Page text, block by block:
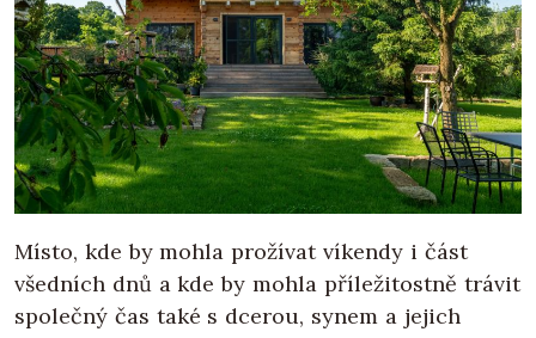
Místo, kde by mohla prožívat víkendy i část
všedních dnů a kde by mohla příležitostně trávit
společný čas také s dcerou, synem a jejich